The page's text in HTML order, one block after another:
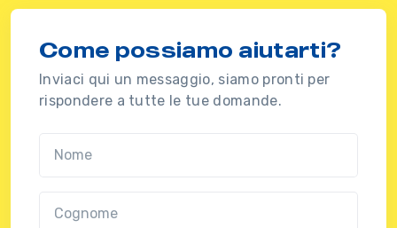
Come possiamo aiutarti?
Inviaci qui un messaggio, siamo pronti per
rispondere a tutte le tue domande.